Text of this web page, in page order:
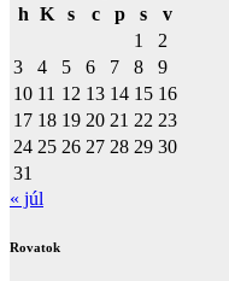
h K s c p s
v
1
2
3
4 5 6 7 8
9
10 11 12 13 14 15 16
17 18 19 20 21 22 23
24 25 26 27 28 29 30
31
« júl
Rovatok